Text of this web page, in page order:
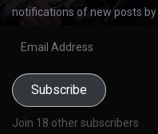
notifications of new posts by
Subscribe
Join 18 other subscribers